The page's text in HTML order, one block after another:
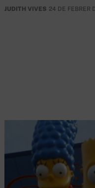
JUDITH VIVES 24 DE FEBRER